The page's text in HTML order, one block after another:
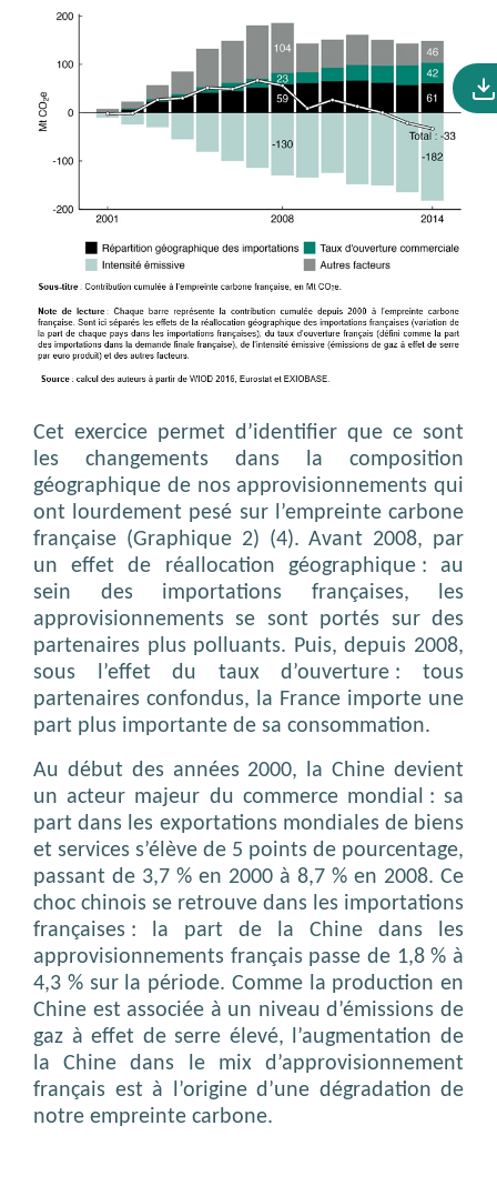
Cet exercice permet d’identifier que ce sont
les changements dans la composition
géographique de nos approvisionnements qui
ont lourdement pesé sur l’empreinte carbone
française (Graphique 2) (4). Avant 2008, par
un effet de réallocation géographique : au
sein des importations françaises, les
approvisionnements se sont portés sur des
partenaires plus polluants. Puis, depuis 2008,
sous l’effet du taux d’ouverture : tous
partenaires confondus, la France importe une
part plus importante de sa consommation.
Au début des années 2000, la Chine devient
un acteur majeur du commerce mondial : sa
part dans les exportations mondiales de biens
et services s’élève de 5 points de pourcentage,
passant de 3,7 % en 2000 à 8,7 % en 2008. Ce
choc chinois se retrouve dans les importations
françaises : la part de la Chine dans les
approvisionnements français passe de 1,8 % à
4,3 % sur la période. Comme la production en
Chine est associée à un niveau d’émissions de
gaz à effet de serre élevé, l’augmentation de
la Chine dans le mix d’approvisionnement
français est à l’origine d’une dégradation de
notre empreinte carbone.